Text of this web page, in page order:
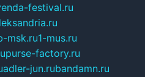
festival.ru
msk.ru1-mus.ru
purse-factory.ru
adler-jun.rubandamn.ru